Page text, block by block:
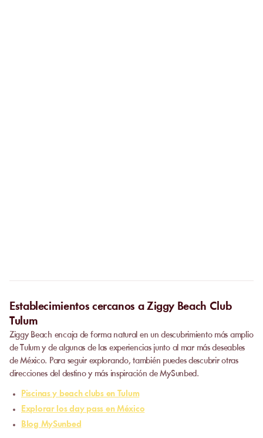
Establecimientos cercanos a Ziggy Beach Club
Tulum
Ziggy Beach encaja de forma natural en un descubrimiento más amplio
de Tulum y de algunas de las experiencias junto al mar más deseables
de México. Para seguir explorando, también puedes descubrir otras
direcciones del destino y más inspiración de MySunbed.
Piscinas y beach clubs en Tulum
Explorar los day pass en México
Blog MySunbed